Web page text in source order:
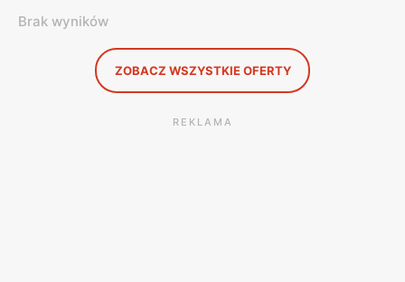
Brak wyników
ZOBACZ WSZYSTKIE OFERTY
REKLAMA